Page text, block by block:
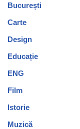
București
Carte
Design
Educație
ENG
Film
Istorie
Muzică